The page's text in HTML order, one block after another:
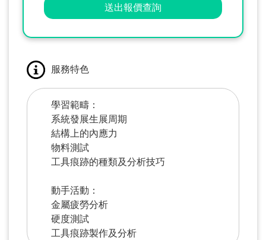
送出報價查詢
服務特色
學習範疇：
系統發展生展周期
結構上的內應力
物料測試
工具痕跡的種類及分析技巧
動手活動：
金屬疲勞分析
硬度測試
工具痕跡製作及分析